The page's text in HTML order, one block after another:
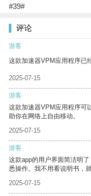
#39#
评论
游客
这款加速器VPM应用程序已
2025-07-15
游客
这款加速器VPM应用程序可
助你在网络上自由移动。
2025-07-15
游客
这款app的用户界面简洁明
悉操作。我不用看说明书，
2025-07-15